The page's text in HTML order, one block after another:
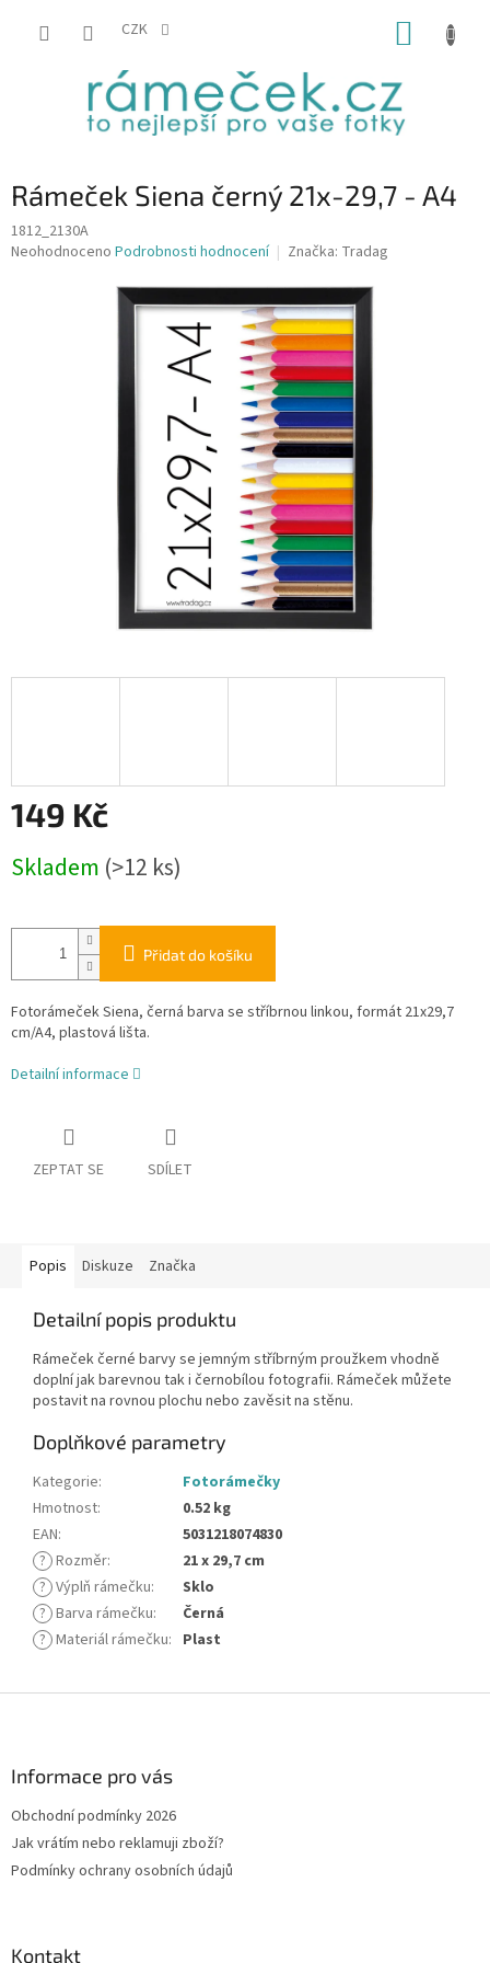
CZK
Rámeček Siena černý 21x-29,7 - A4
1812_2130A
Průměrné
Neohodnoceno Podrobnosti hodnocení Značka: Tradag
149 Kč
cena:
Skladem (>12 ks)
Přidat do košíku
Fotorámeček Siena, černá barva se stříbrnou linkou, formát 21x29,7
cm/A4, plastová lišta.
Detailní informace
ZEPTAT SE SDÍLET
Popis Diskuze Značka
Detailní popis produktu
Rámeček černé barvy se jemným stříbrným proužkem vhodně
doplní jak barevnou tak i černobílou fotografii. Rámeček můžete
postavit na rovnou plochu nebo zavěsit na stěnu.
Doplňkové parametry
Kategorie:
Fotorámečky
Hmotnost:
0.52 kg
EAN:
5031218074830
? Rozměr:
21 x 29,7 cm
? Výplň rámečku:
Sklo
? Barva rámečku:
Černá
? Materiál rámečku: Plast
Informace pro vás
Obchodní podmínky 2026
Jak vrátím nebo reklamuji zboží?
Podmínky ochrany osobních údajů
Kontakt